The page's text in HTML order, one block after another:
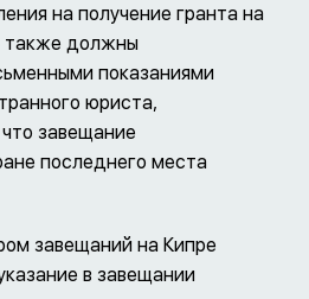
на получение гранта на
также должны
показаниями
юриста,
завещание
последнего места
завещаний на Кипре
в завещании